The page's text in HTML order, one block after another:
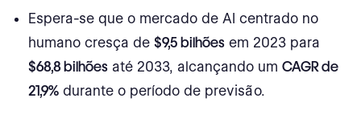
Espera-se que o mercado de AI centrado no
humano cresça de$9,5 bilhões em 2023 para
$68,8 bilhões até 2033, alcançando umCAGR de
21,9% durante o período de previsão.